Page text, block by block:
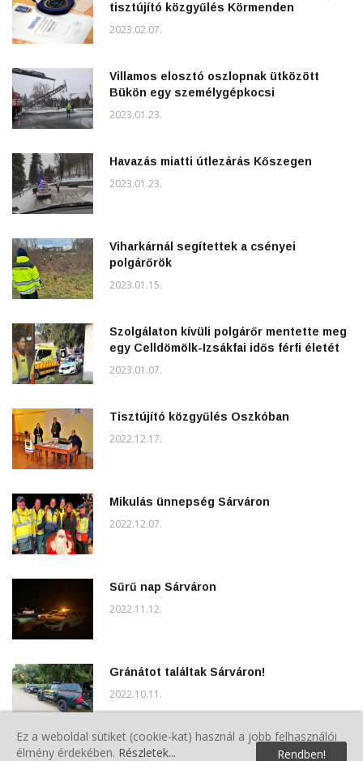
tisztújító közgyűlés Körmenden
2023.02.07.
Villamos elosztó oszlopnak ütközött
Bükön egy személygépkocsi
2023.01.23.
Havazás miatti útlezárás Kőszegen
2023.01.23.
Viharkárnál segítettek a csényei
polgárőrök
2023.01.15.
Szolgálaton kívüli polgárőr mentette meg
egy Celldömölk-Izsákfai idős férfi életét
2023.01.07.
Tisztújító közgyűlés Oszkóban
2022.12.17.
Mikulás ünnepség Sárváron
2022.12.07.
Sűrű nap Sárváron
2022.11.12.
Gránátot találtak Sárváron!
2022.10.11.
Szebb környezetért szemétgyűjtési akció
Ez a weboldal sütiket (cookie-kat) használ a jobb felhasználói
élmény érdekében. Részletek... Rendben!